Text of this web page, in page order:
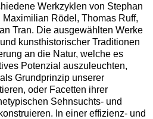
Ikemura, Maximilian
Werkzyklen von Stephan
Rödel, Thomas Ruff,
Tran. Die ausgewählten Werke
kunsthistorischer Traditionen
an die Natur, welche es
Potenzial auszuleuchten,
Grundprinzip unserer
oder Facetten ihrer
Sehnsuchts- und
In einer effizienz- und